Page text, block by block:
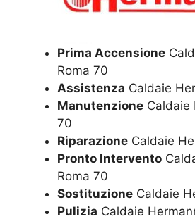
Prima Accensione
Roma 70
Assistenza Caldaie
Manutenzione Caldaie
70
Riparazione Caldaie
Pronto Intervento
Roma 70
Sostituzione Caldaie
Pulizia Caldaie